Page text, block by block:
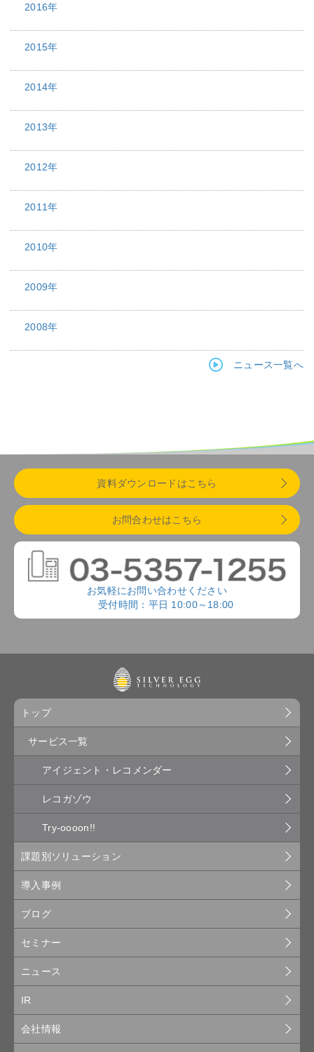
2016年
2015年
2014年
2013年
2012年
2011年
2010年
2009年
2008年
ニュース一覧へ
資料ダウンロードはこちら
お問合わせはこちら
お気軽にお問い合わせください
受付時間：平日 10:00～18:00
トップ
サービス一覧
アイジェント・レコメンダー
レコガゾウ
Try-oooon!!
課題別ソリューション
導入事例
ブログ
セミナー
ニュース
IR
会社情報